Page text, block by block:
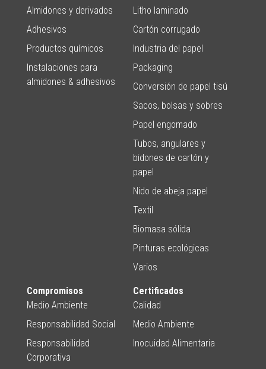
Almidones y derivados
Adhesivos
Productos químicos
Instalaciones para
almidones & adhesivos
Litho laminado
Cartón corrugado
Industria del papel
Packaging
Conversión de papel tisú
Sacos, bolsas y sobres
Papel engomado
Tubos, angulares y
bidones de cartón y
papel
Nido de abeja papel
Textil
Biomasa sólida
Pinturas ecológicas
Varios
Compromisos
Medio Ambiente
Responsabilidad Social
Responsabilidad
Corporativa
Certificados
Calidad
Medio Ambiente
Inocuidad Alimentaria